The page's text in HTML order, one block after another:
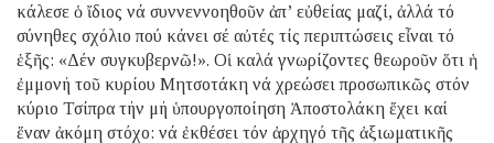
κάλεσε ὁ ἴδιος νά συννεννοηθοῦν ἀπ’ εὐθείας μαζί, ἀλλά τό
σύνηθες σχόλιο πού κάνει σέ αὐτές τίς περιπτώσεις εἶναι τό
ἑξῆς: «Δέν συγκυβερνῶ!». Οἱ καλά γνωρίζοντες θεωροῦν ὅτι ἡ
ἐμμονή τοῦ κυρίου Μητσοτάκη νά χρεώσει προσωπικῶς στόν
κύριο Τσίπρα τήν μή ὑπουργοποίηση Ἀποστολάκη ἔχει καί
ἕναν ἀκόμη στόχο: νά ἐκθέσει τόν ἀρχηγό τῆς ἀξιωματικῆς